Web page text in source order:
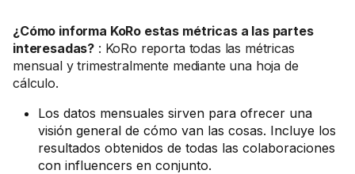
¿Cómo informa KoRo estas métricas a las partes
interesadas? : KoRo reporta todas las métricas
mensual y trimestralmente mediante una hoja de
cálculo.
Los datos mensuales sirven para ofrecer una
visión general de cómo van las cosas. Incluye los
resultados obtenidos de todas las colaboraciones
con influencers en conjunto.